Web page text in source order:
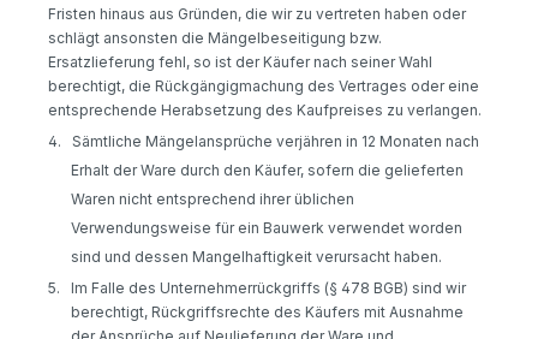
Fristen hinaus aus Gründen, die wir zu vertreten haben oder
schlägt ansonsten die Mängelbeseitigung bzw.
Ersatzlieferung fehl, so ist der Käufer nach seiner Wahl
berechtigt, die Rückgängigmachung des Vertrages oder eine
entsprechende Herabsetzung des Kaufpreises zu verlangen.
4.
Sämtliche Mängelansprüche verjähren in 12 Monaten nach
Erhalt der Ware durch den Käufer, sofern die gelieferten
Waren nicht entsprechend ihrer üblichen
Verwendungsweise für ein Bauwerk verwendet worden
sind und dessen Mangelhaftigkeit verursacht haben.
5.
Im Falle des Unternehmerrückgriffs (§ 478 BGB) sind wir
berechtigt, Rückgriffsrechte des Käufers mit Ausnahme